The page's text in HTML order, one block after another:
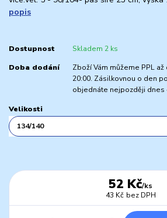
popis
Dostupnost Skladem 2 ks
Doba dodání
Zboží Vám můžeme PPL
20:00. Zásilkovnou o den
objednáte nejpozději dnes
Velikosti
52 Kč/ks
43 Kč bez DPH